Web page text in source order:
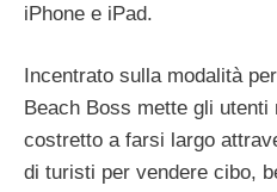
iPhone e iPad.
Incentrato sulla modalità
Beach Boss mette gli
costretto a farsi largo
di turisti per vendere cibo,